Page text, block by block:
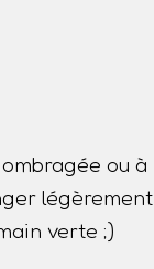
ou à
légèrement
verte ;)